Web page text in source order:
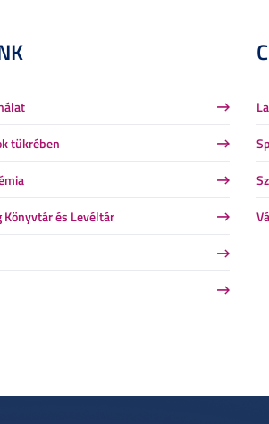
tükrében
Könyvtár és Levéltár